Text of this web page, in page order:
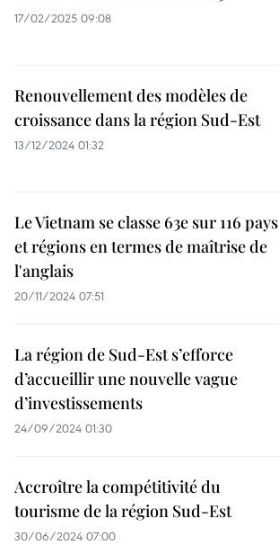
17/02/2025 09:08
Renouvellement des modèles de
croissance dans la région Sud-Est
13/12/2024 01:32
Le Vietnam se classe 63e sur 116 pays
et régions en termes de maîtrise de
l'anglais
20/11/2024 07:51
La région de Sud-Est s’efforce
d’accueillir une nouvelle vague
d’investissements
24/09/2024 01:30
Accroître la compétitivité du
tourisme de la région Sud-Est
30/06/2024 07:00